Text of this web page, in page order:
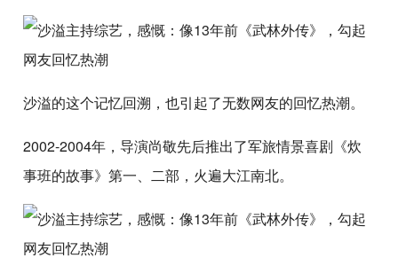
沙溢的这个记忆回溯，也引起了无数网友的回忆热潮。
2002-2004年，导演尚敬先后推出了军旅情景喜剧《炊
事班的故事》第一、二部，火遍大江南北。